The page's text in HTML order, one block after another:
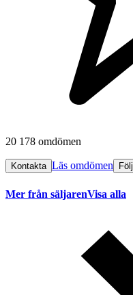
20 178 omdömen
Kontakta Läs omdömen Följ
Mer från säljarenVisa alla